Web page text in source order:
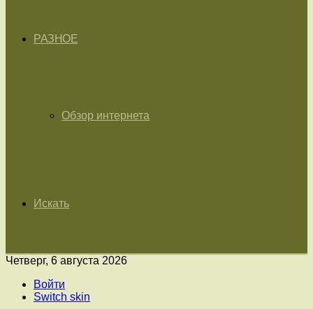
РАЗНОЕ
Обзор интернета
Искать
Четверг, 6 августа 2026
Войти
Switch skin